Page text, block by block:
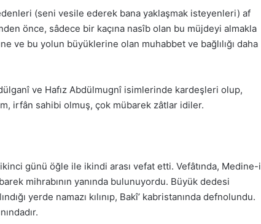
(seni vesile ederek bana yaklaşmak isteyenleri) af
önce, sâdece bir kaçına nasîb olan bu müjdeyi almakla
ve bu yolun büyüklerine olan muhabbet ve bağlılığı daha
ve Hafız Abdülmugnî isimlerinde kardeşleri olup,
irfân sahibi olmuş, çok mübarek zâtlar idiler.
günü öğle ile ikindi arası vefat etti. Vefâtında, Medine-i
mihrabının yanında bulunuyordu. Büyük dedesi
yerde namazı kılınıp, Bakî’ kabristanında defnolundu.